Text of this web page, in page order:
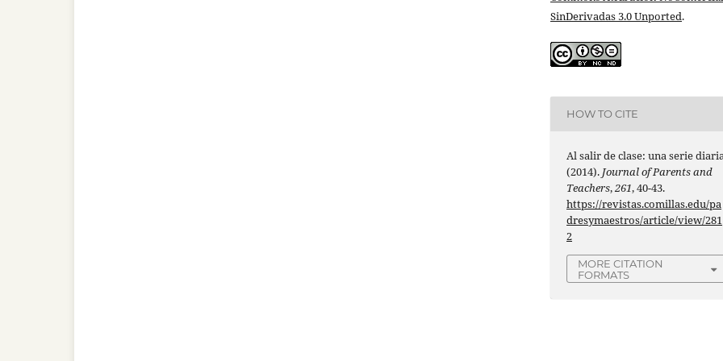
SinDerivadas 3.0 Unported.
HOW TO CITE
Al salir de clase: una serie
(2014). Journal of Parents and
Teachers,261, 40-43.
https://revistas.comillas.edu/pa
dresymaestros/article/view/281
2
MORE CITATION
FORMATS